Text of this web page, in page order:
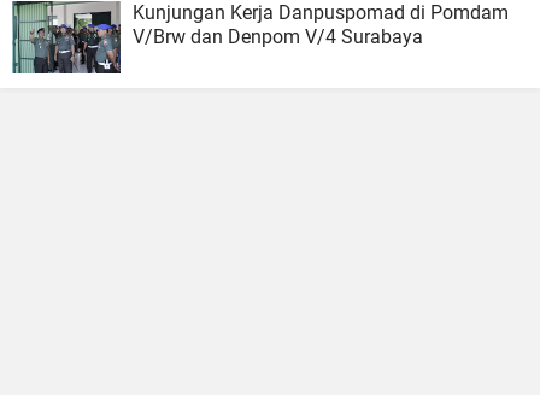
Kunjungan Kerja Danpuspomad di Pomdam
V/Brw dan Denpom V/4 Surabaya